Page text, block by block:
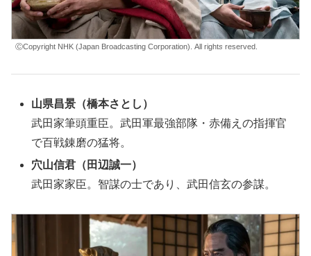
ⒸCopyright NHK (Japan Broadcasting Corporation). All rights reserved.
山県昌景（橋本さとし ）
武田家筆頭重臣。武田軍最強部隊・赤備えの指揮官
で百戦錬磨の猛将。
穴山信君（ 田辺誠一）
武田家家臣。智謀の士であり、武田信玄の参謀。